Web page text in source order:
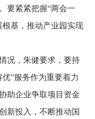
要紧紧把握“两会一
根基，推动产业园实现
况，朱健要求，要持
”服务作为重要着力
助企业争取项目资金
新投入，不断推动国